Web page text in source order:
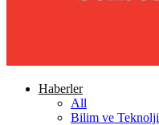
Haberler
All
Bilim ve Teknolji